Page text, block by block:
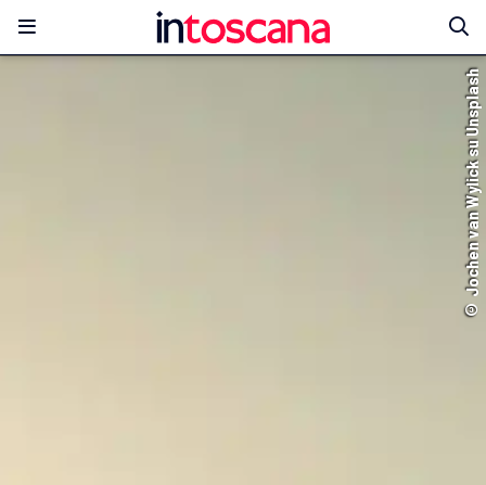
© Jochen van Wylick su Unsplash